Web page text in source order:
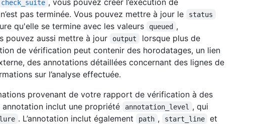
check_suite
pas terminée. Vous pouvez mettre à jour le
status
qu'elle se termine avec les valeurs queued ,
pouvez aussi mettre à jour output
lorsque plus de
de vérification peut contenir des horodatages, un lien
des annotations détaillées concernant des lignes de
sur l’analyse effectuée.
provenant de votre rapport de vérification à des
inclut une propriété
annotation_level
, qui
. L’annotation inclut également path , start_line et